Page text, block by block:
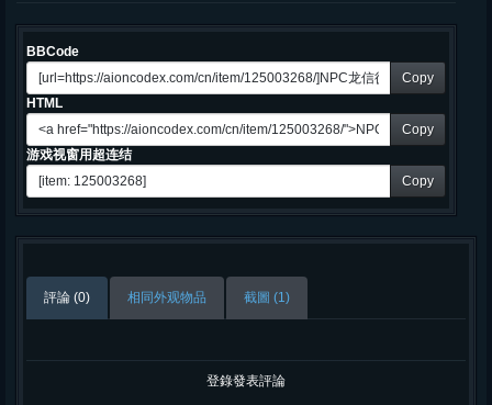
BBCode
Copy
HTML
Copy
游戏视窗用超连结
Copy
評論 (0) 相同外观物品 截圖 (1)
登錄發表評論